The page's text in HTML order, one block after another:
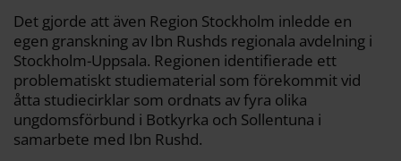
Det gjorde att även Region Stockholm inledde en
egen granskning av Ibn Rushds regionala avdelning i
Stockholm-Uppsala. Regionen identifierade ett
problematiskt studiematerial som förekommit vid
åtta studiecirklar som ordnats av fyra olika
ungdomsförbund i Botkyrka och Sollentuna i
samarbete med Ibn Rushd.